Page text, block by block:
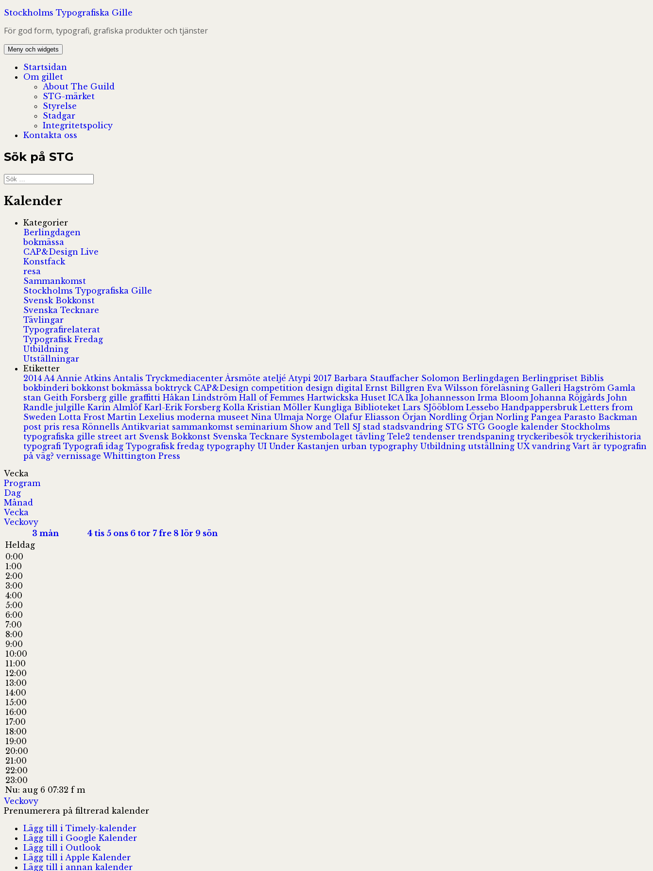
Hoppa
innehåll
Stockholms Typografiska Gille
För god form, typografi, grafiska produkter och tjänster
Meny och widgets
Startsidan
Om gillet
About The Guild
STG-märket
Styrelse
Stadgar
Integritetspolicy
Kontakta oss
Sök på STG
Sök
efter:
Kalender
Kategorier
Berlingdagen
bokmässa
CAP&Design Live
Konstfack
resa
Sammankomst
Stockholms Typografiska Gille
Svensk Bokkonst
Svenska Tecknare
Tävlingar
Typografirelaterat
Typografisk Fredag
Utbildning
Utställningar
Etiketter
2014 A4 Annie Atkins Antalis Tryckmediacenter Årsmöte ateljé Atypi 2017 Barbara Stauffacher Solomon Berlingdagen Berlingpriset Biblis
bokbinderibokkonstbokmässaboktryck CAP&Design competition design digital Ernst Billgren Eva Wilsson föreläsning Galleri Hagström Gamla
stan Geith Forsberg gille graffitti Håkan Lindström Hall of Femmes Hartwickska Huset ICA Ika Johannesson Irma Bloom Johanna Röjgårds John
Randle julgille Karin Almlöf Karl-Erik Forsberg Kolla Kristian Möller Kungliga Biblioteket Lars SJööblom Lessebo Handpappersbruk Letters from
Sweden Lotta Frost Martin Lexelius moderna museet Nina Ulmaja Norge Olafur Eliasson Örjan Nordling Örjan Norling Pangea Parasto Backman
post pris resa Rönnells Antikvariat sammankomst seminarium Show and Tell SJ stad stadsvandring STG STG Google kalender Stockholms
typografiska gille street art Svensk Bokkonst Svenska Tecknare Systembolaget tävling Tele2 tendenser trendspaning tryckeribesök tryckerihistoria
typografi Typografi idag Typografisk fredag typography UI Under Kastanjen urban typography Utbildning utställning UXvandring Vart är typografin
på väg?vernissage Whittington Press
Vecka
Program
Dag
Månad
Vecka
Veckovy
3 mån 4 tis 5 ons 6 tor 7 fre 8 lör 9 sön
Heldag
0:00
1:00
2:00
3:00
4:00
5:00
6:00
7:00
8:00
9:00
10:00
11:00
12:00
13:00
14:00
15:00
16:00
17:00
18:00
19:00
20:00
21:00
22:00
23:00
Nu: aug 6 07:32 f m
Veckovy
Prenumerera på filtrerad kalender
Lägg till i Timely-kalender
Lägg till i Google Kalender
Lägg till i Outlook
Lägg till i Apple Kalender
Lägg till i annan kalender